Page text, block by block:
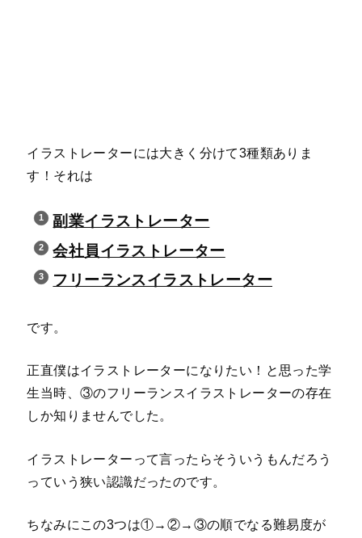
イラストレーターには大きく分けて3種類ありま
す！それは
副業イラストレーター
会社員イラストレーター
フリーランスイラストレーター
です。
正直僕はイラストレーターになりたい！と思った学
生当時、③のフリーランスイラストレーターの存在
しか知りませんでした。
イラストレーターって言ったらそういうもんだろう
っていう狭い認識だったのです。
ちなみにこの3つは①→②→③の順でなる難易度が